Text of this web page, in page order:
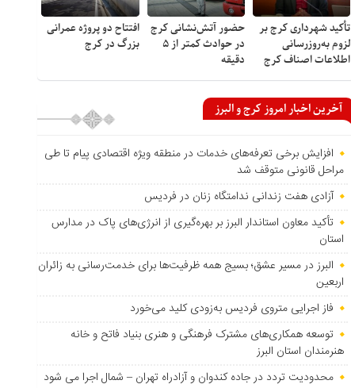
تأکید شهرداری کرج بر
لزوم به‌روزرسانی
اطلاعات اصناف کرج
حضور آتش‌نشانی کرج
در حوادث کمتر از ۵
دقیقه
افتتاح دو پروژه عمرانی
بزرگ در کرج
آخرین اخبار امروز کرج و البرز
افزایش برخی تعرفه‌های خدمات در منطقه ویژه اقتصادی پیام تا طی
مراحل قانونی متوقف شد
آزادی هفت زندانی ندامتگاه زنان در فردیس
تأکید معاون استاندار البرز بر بهره‌گیری از انرژی‌های پاک در مدارس
استان
البرز در مسیر عشق؛ بسیج همه ظرفیت‌ها برای خدمت‌رسانی به زائران
اربعین
فاز اجرایی متروی فردیس به‌زودی کلید می‌خورد
توسعه همکاری‌های مشترک فرهنگی و هنری بنیاد فاتح و خانه
هنرمندان استان البرز
محدودیت تردد در جاده کندوان و آزادراه تهران – شمال اجرا می شود